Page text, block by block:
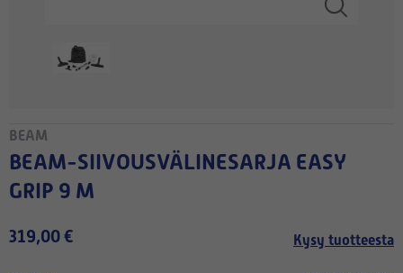
BEAM
BEAM-SIIVOUSVÄLINESARJA EASY
GRIP 9 M
319,00 € Kysy tuotteesta